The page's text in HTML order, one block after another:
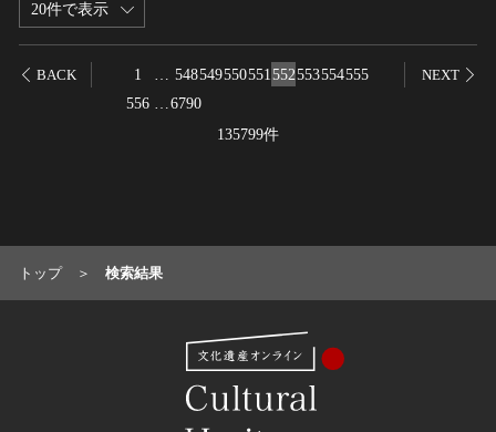
20件で表示
BACK
135799件
1 548549550551 552553554555
556
6790
NEXT
宿場町
港町
農・山村集落
その他
工芸技術
トップ 検索結果